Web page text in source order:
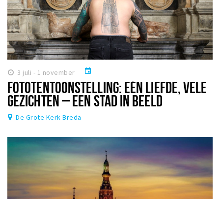
3 juli - 1 november event
FOTOTENTOONSTELLING: EÉN LIEFDE, VELE
GEZICHTEN – EEN STAD IN BEELD
De Grote Kerk Breda